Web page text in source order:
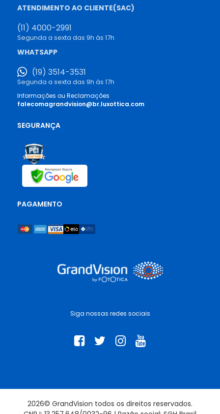
Siga nossas redes sociais
ATENDIMENTO AO CLIENTE(SAC)
(11) 4000-2991
Segunda a sexta das 9h às 17h
WHATSAPP
(19) 3514-3531
Segunda a sexta das 9h às 17h
Informações ou Reclamações
falecomagrandvision@br.luxottica.com
SEGURANÇA
PAGAMENTO
2026© GrandVision todos os direitos reservados.